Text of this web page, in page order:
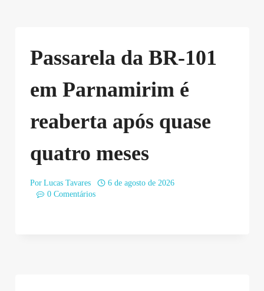
Passarela da BR-101
em Parnamirim é
reaberta após quase
quatro meses
Por Lucas Tavares
6 de agosto de 2026
0 Comentários